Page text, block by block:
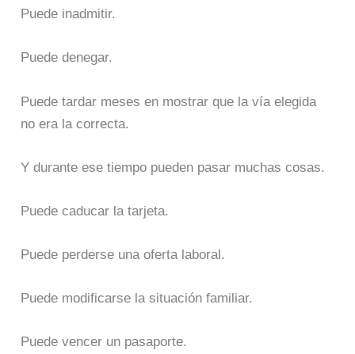
Puede inadmitir.
Puede denegar.
Puede tardar meses en mostrar que la vía elegida
no era la correcta.
Y durante ese tiempo pueden pasar muchas cosas.
Puede caducar la tarjeta.
Puede perderse una oferta laboral.
Puede modificarse la situación familiar.
Puede vencer un pasaporte.